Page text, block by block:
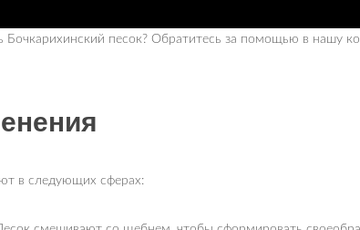
Бочкарихинский песок? Обратитесь за помощью в
в следующих сферах: